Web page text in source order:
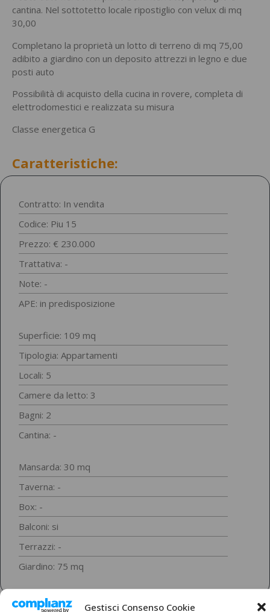
Gestisci Consenso Cookie
cantina. Nel sottotetto locale ripostiglio con velux di mq
30,00
Completano la proprietà un lotto di terreno di mq 75,00
adibito a giardino con un deposito attrezzi in legno e due
posti auto
Possibilità di acquisto della cucina in rovere, completa di
elettrodomestici e realizzata su misura
Classe energetica G
Caratteristiche:
Contratto: In vendita
Codice: Piu 15
Prezzo: € 230.000
Trattativa: -
Note: -
APE: in predisposizione
Superficie: 109 mq
Tipologia: Appartamenti
Locali: 5
Camere da letto: 3
Bagni: 2
Cantina: -
Mansarda: 30 mq
Taverna: -
Box: -
Balconi: si
Terrazzi: -
Giardino: 75 mq